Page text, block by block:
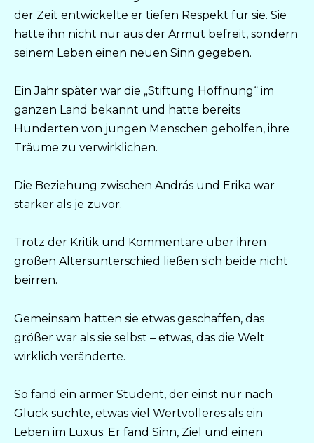
der Zeit entwickelte er tiefen Respekt für sie. Sie
hatte ihn nicht nur aus der Armut befreit, sondern
seinem Leben einen neuen Sinn gegeben.
Ein Jahr später war die „Stiftung Hoffnung“ im
ganzen Land bekannt und hatte bereits
Hunderten von jungen Menschen geholfen, ihre
Träume zu verwirklichen.
Die Beziehung zwischen András und Erika war
stärker als je zuvor.
Trotz der Kritik und Kommentare über ihren
großen Altersunterschied ließen sich beide nicht
beirren.
Gemeinsam hatten sie etwas geschaffen, das
größer war als sie selbst – etwas, das die Welt
wirklich veränderte.
So fand ein armer Student, der einst nur nach
Glück suchte, etwas viel Wertvolleres als ein
Leben im Luxus: Er fand Sinn, Ziel und einen